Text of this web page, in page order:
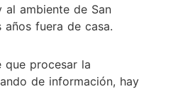
ambiente de San
años fuera de casa.
que procesar la
de información, hay